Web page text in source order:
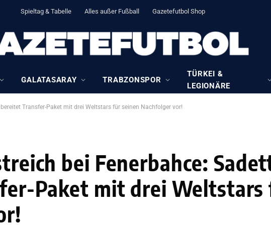
Spieltag & Tabelle Alles außer Fußball Gazetefutbol Shop
GALATASARAY TRABZONSPOR
TÜRKEI &
LEGIONÄRE
Transfer-Paket mit drei Weltstars für seinen Nachfolger vor!
bei Fenerbahce:
Paket mit drei Weltstars